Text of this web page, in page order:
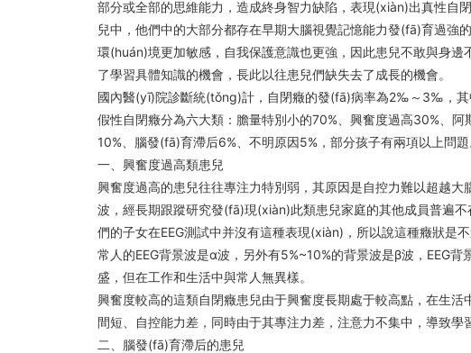
部分或全部的思維能力，造成終身智力缺陷，表現(xiàn)出真性自
兒中，他們中的大部分都存在早期大腦視覺記憶能力發(fā)育過強
環(huán)境更加敏感，自我保護意識也更強，因此患兒不敢與身邊不
了學習具體知識的機會，長此以往患兒們缺失去了成長的機會。
國內醫(yī)院診斷統(tǒng)計，自閉癥的發(fā)病率為2‰～3‰，
假性自閉癥分為六大類：膽量特別小的70%、興奮度過高30%、阿斯
10%、腦發(fā)育滯后6%、不明原因5%，部分孩子有兩項以上問題
一、興奮度過高類患兒
興奮度過高的患兒往往專注力特別弱，其原因是自控力難以超越大
波，經長期跟蹤研究發(fā)現(xiàn)此類患兒家庭的其他成員普遍不存在
們的子女在EEG測試中并沒有這種表現(xiàn)，所以說這種癥狀是不遺
常人的EEG背景波是α波，另外有5%~10%的背景波是β波，EEG
盛，但在工作和生活中與常人無異樣。
興奮度較高的這類自閉癥患兒由于興奮度長期處于較高點，在生活
間短、自控能力差，同時由于其專注力差，注意力不集中，導致學
二、腦發(fā)育滯后的患兒